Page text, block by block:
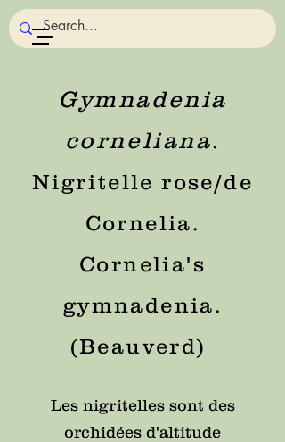
Gymnadenia
corneliana.
Nigritelle rose/de
Cornelia.
Cornelia's
gymnadenia.
(Beauverd)
Les nigritelles sont des
orchidées d'altitude